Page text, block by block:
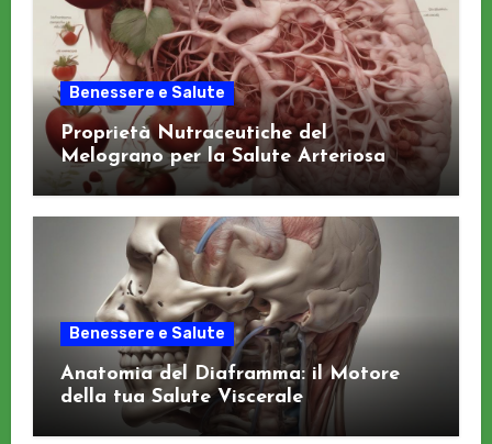
Benessere e Salute
Proprietà Nutraceutiche del
Melograno per la Salute Arteriosa
Benessere e Salute
Anatomia del Diaframma: il Motore
della tua Salute Viscerale